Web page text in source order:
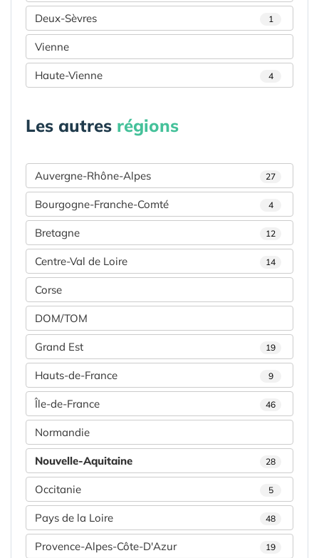
Deux-Sèvres 1
Vienne
Haute-Vienne 4
Les autres régions
Auvergne-Rhône-Alpes 27
Bourgogne-Franche-Comté 4
Bretagne 12
Centre-Val de Loire 14
Corse
DOM/TOM
Grand Est 19
Hauts-de-France 9
Île-de-France 46
Normandie
Nouvelle-Aquitaine 28
Occitanie 5
Pays de la Loire 48
Provence-Alpes-Côte-D'Azur 19